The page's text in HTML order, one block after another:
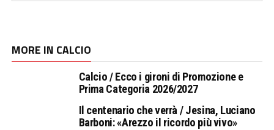
MORE IN CALCIO
Calcio / Ecco i gironi di Promozione e
Prima Categoria 2026/2027
Il centenario che verrà / Jesina, Luciano
Barboni: «Arezzo il ricordo più vivo»